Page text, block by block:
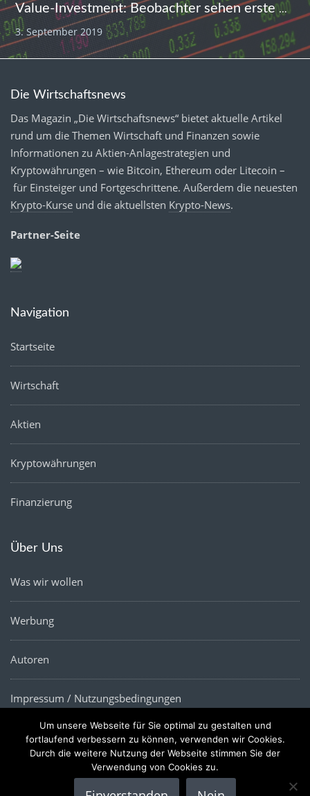
Value-Investment: Beobachter sehen erste Risse in Strategie von Starinvestor Warren Buffett
3. September 2019
Die Wirtschaftsnews
Das Magazin „Die Wirtschaftsnews“ bietet aktuelle Artikel
rund um die Themen Wirtschaft und Finanzen sowie
Informationen zu Aktien-Anlagestrategien und
Kryptowährungen – wie Bitcoin, Ethereum oder Litecoin –
für Einsteiger und Fortgeschrittene. Außerdem die neuesten
Krypto-Kurse und die aktuellsten Krypto-News.
Partner-Seite
Navigation
Startseite
Wirtschaft
Aktien
Kryptowährungen
Finanzierung
Über Uns
Was wir wollen
Werbung
Autoren
Impressum / Nutzungsbedingungen
Datenschutz
Um unsere Webseite für Sie optimal zu gestalten und
fortlaufend verbessern zu können, verwenden wir Cookies.
Durch die weitere Nutzung der Webseite stimmen Sie der
Verwendung von Cookies zu.